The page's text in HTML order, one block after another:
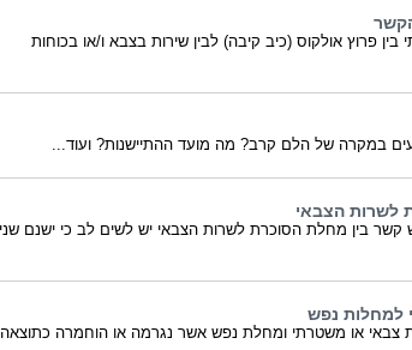
בין פרוץ אולקוס (כיב קיבה) לבין שירות בצבא ו/או בכוחות
במקרה של הלם קרב? מה מועד ההתיישנות? ועוד...
לשרות הצבאי
בין מחלת הסוכרת לשרות הצבאי יש לשים לב כי ישנם שני
למחלות נפש
צבאי או משטרתי ומחלת נפש אשר נגרמה או הוחמרה כתוצאה